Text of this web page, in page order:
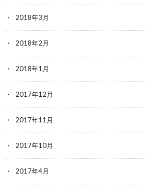
2018年3月
2018年2月
2018年1月
2017年12月
2017年11月
2017年10月
2017年4月